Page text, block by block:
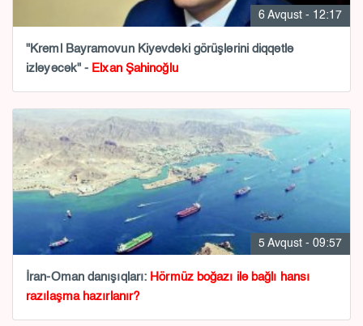
6 Avqust - 12:17
"Kreml Bayramovun Kiyevdəki görüşlərini diqqətlə
izləyəcək" - Elxan Şahinoğlu
5 Avqust - 09:57
İran-Oman danışıqları: Hörmüz boğazı ilə bağlı hansı
razılaşma hazırlanır?